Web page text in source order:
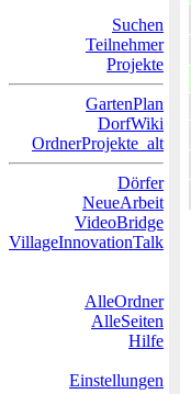
Suchen
Teilnehmer
Projekte
GartenPlan
DorfWiki
OrdnerProjekte_alt
Dörfer
NeueArbeit
VideoBridge
VillageInnovationTalk
AlleOrdner
AlleSeiten
Hilfe
Einstellungen